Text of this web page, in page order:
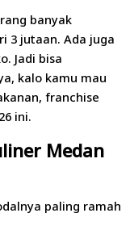
banyak
3 jutaan. Ada juga
Jadi bisa
kalo kamu mau
franchise
ini.
Medan
paling ramah